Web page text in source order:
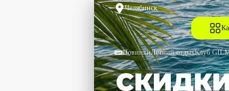
Челябинск
НовинкиЛетний отдыхКлуб